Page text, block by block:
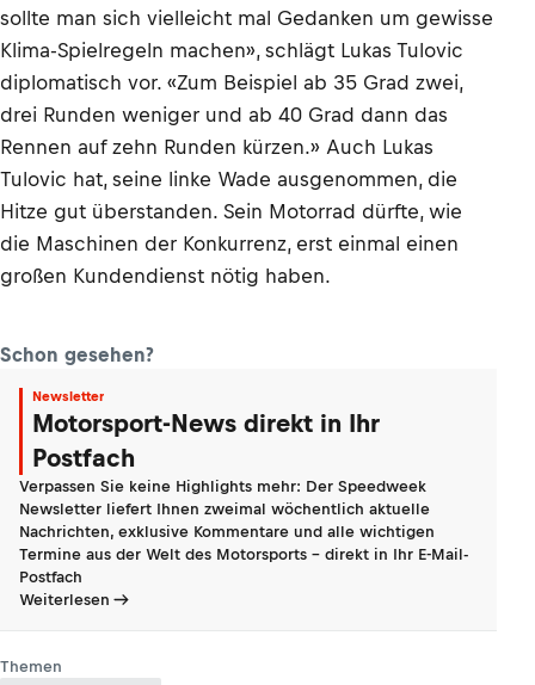
sollte man sich vielleicht mal Gedanken um gewisse
Klima-Spielregeln machen», schlägt Lukas Tulovic
diplomatisch vor. «Zum Beispiel ab 35 Grad zwei,
drei Runden weniger und ab 40 Grad dann das
Rennen auf zehn Runden kürzen.» Auch Lukas
Tulovic hat, seine linke Wade ausgenommen, die
Hitze gut überstanden. Sein Motorrad dürfte, wie
die Maschinen der Konkurrenz, erst einmal einen
großen Kundendienst nötig haben.
Schon gesehen?
Newsletter
Motorsport-News direkt in Ihr
Postfach
Verpassen Sie keine Highlights mehr: Der Speedweek
Newsletter liefert Ihnen zweimal wöchentlich aktuelle
Nachrichten, exklusive Kommentare und alle wichtigen
Termine aus der Welt des Motorsports - direkt in Ihr E-Mail-
Postfach
Weiterlesen
Themen